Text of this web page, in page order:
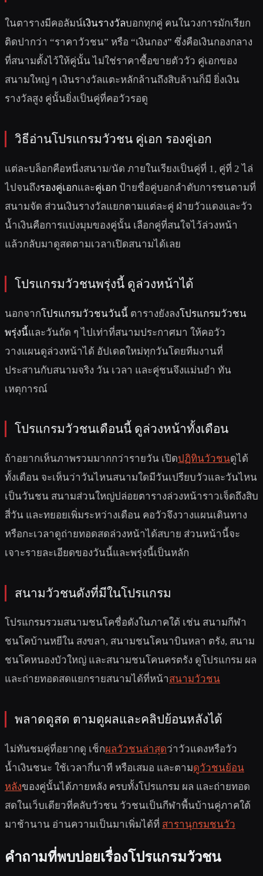
ในตารางมีคอลัมน์เงินรางวัลบอกทุกคู่ คนในวงการมักเรียก
ติดปากว่า “ราคาวัวชน” หรือ “เงินกอง” ซึ่งคือเงินกองกลาง
ที่สนามตั้งไว้ให้คู่นั้น ไม่ใช่ราคาซื้อขายตัววัว คู่เอกของ
สนามใหญ่ ๆ เงินรางวัลแตะหลักล้านถึงสิบล้านก็มี ยิ่งเงิน
รางวัลสูง คู่นั้นยิ่งเป็นคู่ที่คอวัวรอดู
วิธีอ่านโปรแกรมวัวชน คู่เอก รองคู่เอก
แต่ละบล็อกคือหนึ่งสนาม/นัด ภายในเรียงเป็นคู่ที่ 1, คู่ที่ 2 ไล่
ไปจนถึงรองคู่เอกและคู่เอก ป้ายชื่อคู่บอกลำดับการชนตามที่
สนามจัด ส่วนเงินรางวัลแยกตามแต่ละคู่ ฝ่ายวัวแดงและวัว
น้ำเงินคือการแบ่งมุมของคู่นั้น เลือกคู่ที่สนใจไว้ล่วงหน้า
แล้วกลับมาดูสดตามเวลาเปิดสนามได้เลย
โปรแกรมวัวชนพรุ่งนี้ ดูล่วงหน้าได้
นอกจากโปรแกรมวัวชนวันนี้ ตารางยังลงโปรแกรมวัวชน
พรุ่งนี้และวันถัด ๆ ไปเท่าที่สนามประกาศมา ให้คอวัว
วางแผนดูล่วงหน้าได้ อัปเดตใหม่ทุกวันโดยทีมงานที่
ประสานกับสนามจริง วัน เวลา และคู่ชนจึงแม่นยำ ทัน
เหตุการณ์
โปรแกรมวัวชนเดือนนี้ ดูล่วงหน้าทั้งเดือน
ถ้าอยากเห็นภาพรวมมากกว่ารายวัน เปิดปฏิทินวัวชนดูได้
ทั้งเดือน จะเห็นว่าวันไหนสนามใดมีวันเปรียบวัวและวันไหน
เป็นวันชน สนามส่วนใหญ่ปล่อยตารางล่วงหน้าราวเจ็ดถึงสิบ
สี่วัน และทยอยเพิ่มระหว่างเดือน คอวัวจึงวางแผนเดินทาง
หรือกะเวลาดูถ่ายทอดสดล่วงหน้าได้สบาย ส่วนหน้านี้จะ
เจาะรายละเอียดของวันนี้และพรุ่งนี้เป็นหลัก
สนามวัวชนดังที่มีในโปรแกรม
โปรแกรมรวมสนามชนโคชื่อดังในภาคใต้ เช่น สนามกีฬา
ชนโคบ้านหยีใน สงขลา, สนามชนโคนาบินหลา ตรัง, สนาม
ชนโคหนองบัวใหญ่ และสนามชนโคนครตรัง ดูโปรแกรม ผล
และถ่ายทอดสดแยกรายสนามได้ที่หน้าสนามวัวชน
พลาดดูสด ตามดูผลและคลิปย้อนหลังได้
ไม่ทันชมคู่ที่อยากดู เช็กผลวัวชนล่าสุดว่าวัวแดงหรือวัว
น้ำเงินชนะ ใช้เวลากี่นาที หรือเสมอ และตามดูวัวชนย้อน
หลังของคู่นั้นได้ภายหลัง ครบทั้งโปรแกรม ผล และถ่ายทอด
สดในเว็บเดียวที่คลับวัวชน วัวชนเป็นกีฬาพื้นบ้านคู่ภาคใต้
มาช้านาน อ่านความเป็นมาเพิ่มได้ที่ สารานุกรมชนวัว
คำถามที่พบบ่อยเรื่องโปรแกรมวัวชน